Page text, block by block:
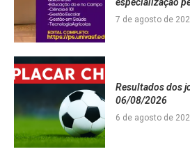
7 de agosto de
Resultados dos
06/08/2026
6 de agosto de